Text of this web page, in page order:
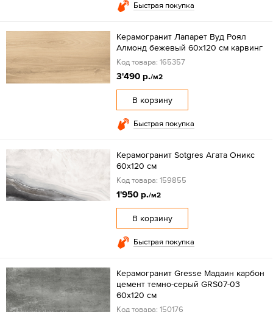
Быстрая покупка
Керамогранит Лапарет Вуд Роял
Алмонд бежевый 60x120 см карвинг
Код товара: 165357
3'490 р./м2
В корзину
Быстрая покупка
Керамогранит Sotgres Агата Оникс
60x120 см
Код товара: 159855
1'950 р./м2
В корзину
Быстрая покупка
Керамогранит Gresse Мадаин карбон
цемент темно-серый GRS07-03
60х120 см
Код товара: 150176